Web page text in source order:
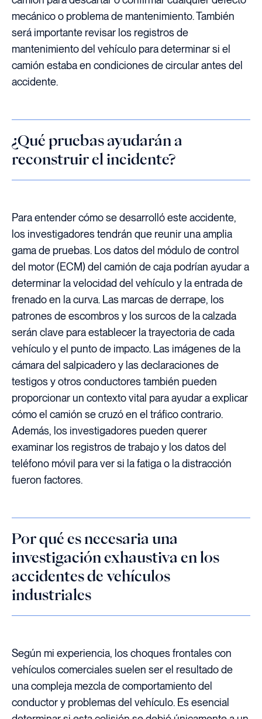
mecánico o problema de mantenimiento. También
será importante revisar los registros de
mantenimiento del vehículo para determinar si el
camión estaba en condiciones de circular antes del
accidente.
¿Qué pruebas ayudarán a
reconstruir el incidente?
Para entender cómo se desarrolló este accidente,
los investigadores tendrán que reunir una amplia
gama de pruebas. Los datos del módulo de control
del motor (ECM) del camión de caja podrían ayudar a
determinar la velocidad del vehículo y la entrada de
frenado en la curva. Las marcas de derrape, los
patrones de escombros y los surcos de la calzada
serán clave para establecer la trayectoria de cada
vehículo y el punto de impacto. Las imágenes de la
cámara del salpicadero y las declaraciones de
testigos y otros conductores también pueden
proporcionar un contexto vital para ayudar a explicar
cómo el camión se cruzó en el tráfico contrario.
Además, los investigadores pueden querer
examinar los registros de trabajo y los datos del
teléfono móvil para ver si la fatiga o la distracción
fueron factores.
Por qué es necesaria una
investigación exhaustiva en los
accidentes de vehículos
industriales
Según mi experiencia, los choques frontales con
vehículos comerciales suelen ser el resultado de
una compleja mezcla de comportamiento del
conductor y problemas del vehículo. Es esencial